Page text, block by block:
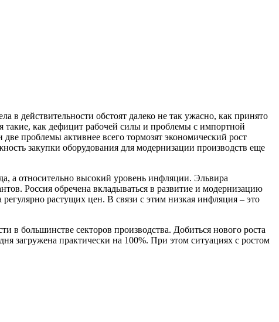
в действительности обстоят далеко не так ужасно, как принято
такие, как дефицит рабочей силы и проблемы с импортной
проблемы активнее всего тормозят экономический рост
закупки оборудования для модернизации производств еще
а относительно высокий уровень инфляции. Эльвира
Россия обречена вкладываться в развитие и модернизацию
растущих цен. В связи с этим низкая инфляция – это
большинстве секторов производства. Добиться нового роста
загружена практически на 100%. При этом ситуациях с ростом